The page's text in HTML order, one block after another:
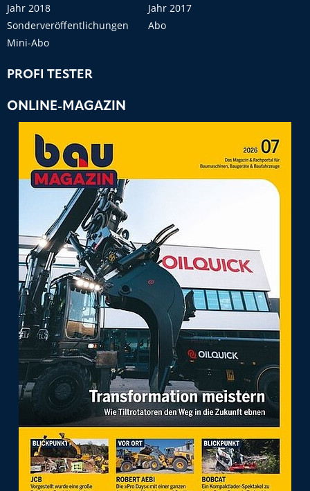
Jahr 2018
Jahr 2017
Sonderveröffentlichungen
Abo
Mini-Abo
PROFI TESTER
ONLINE-MAGAZIN